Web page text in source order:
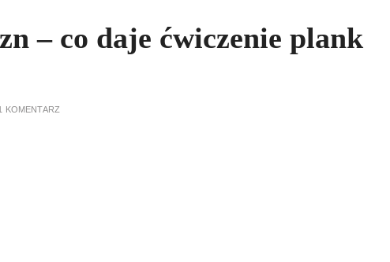
– co daje ćwiczenie plank
KOMENTARZ